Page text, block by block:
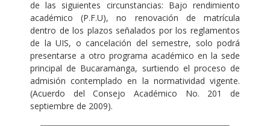
de las siguientes circunstancias: Bajo rendimiento
académico (P.F.U), no renovación de matrícula
dentro de los plazos señalados por los reglamentos
de la UIS, o cancelación del semestre, solo podrá
presentarse a otro programa académico en la sede
principal de Bucaramanga, surtiendo el proceso de
admisión contemplado en la normatividad vigente.
(Acuerdo del Consejo Académico No. 201 de
septiembre de 2009).